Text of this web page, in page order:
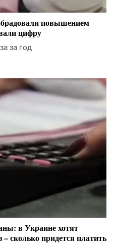
повышением
цифру
за год
в Украине хотят
– сколько придется платить